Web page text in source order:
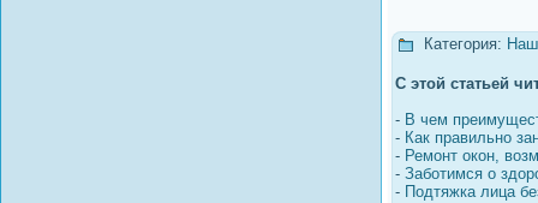
Категория:
С этой статьей
- В чем
- Как правильно
- Ремонт окон,
- Заботимся о
- Подтяжка лица